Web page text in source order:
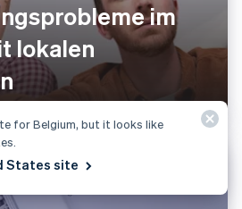
im
lokalen
for Belgium, but it looks like
States site